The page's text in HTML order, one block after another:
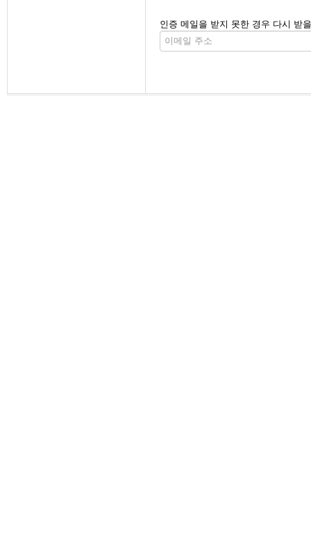
인증 메일을 받지 못한 경우 다시 받